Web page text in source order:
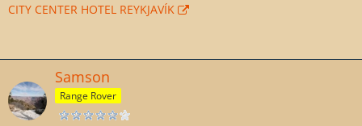
CITY CENTER HOTEL REYKJAVÍK
Samson
Range Rover